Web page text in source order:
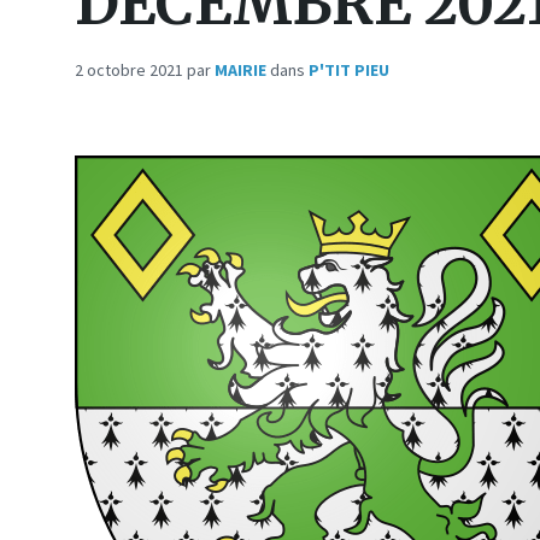
2 octobre 2021 par MAIRIEdans P'TIT PIEU